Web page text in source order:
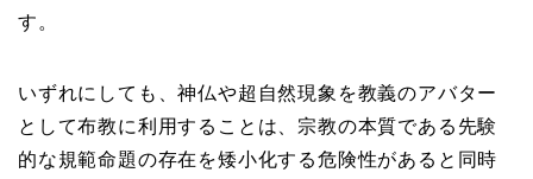
す 。
いずれにしても、神仏や超自然現象を教義のアバター
として布教に利用することは、宗教の本質である先験
的な規範命題の存在を矮小化する危険性があると同時